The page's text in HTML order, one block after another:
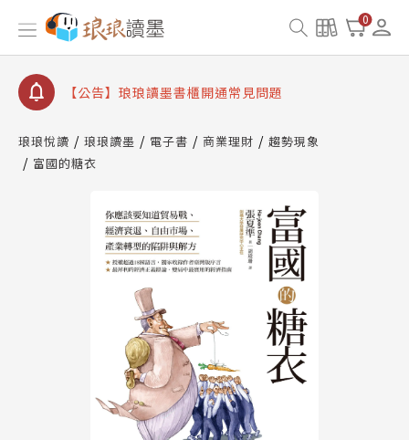
0
【公告】因 Readmoo 讀墨系統維護中，本站同步暫
停部分閱讀服務
【公告】琅琅讀墨數位閱讀資產合併與書櫃開通申請
【公告】琅琅讀墨書櫃開通常見問題
請圖文教學
【公告】琅琅書店服務升級重要說明及資產合併結果
查詢
停部分閱讀服務
琅琅悅讀 琅琅讀墨 電子書 商業理財
趨勢現象
富國的糖衣